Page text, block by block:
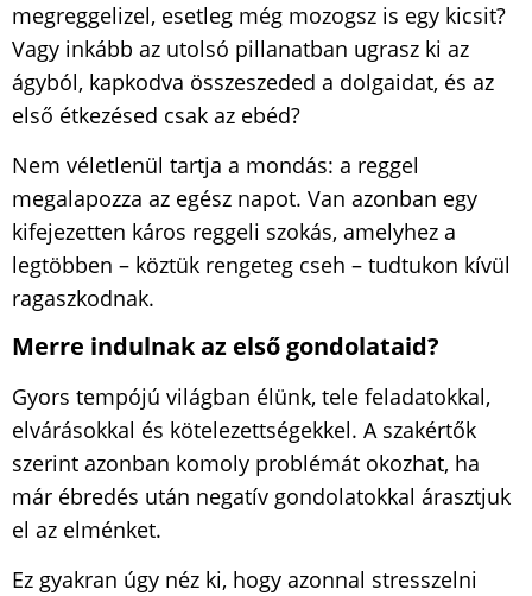
megreggelizel, esetleg még mozogsz is egy kicsit?
Vagy inkább az utolsó pillanatban ugrasz ki az
ágyból, kapkodva összeszeded a dolgaidat, és az
első étkezésed csak az ebéd?
Nem véletlenül tartja a mondás: a reggel
megalapozza az egész napot. Van azonban egy
kifejezetten káros reggeli szokás, amelyhez a
legtöbben – köztük rengeteg cseh – tudtukon kívül
ragaszkodnak.
Merre indulnak az első gondolataid?
Gyors tempójú világban élünk, tele feladatokkal,
elvárásokkal és kötelezettségekkel. A szakértők
szerint azonban komoly problémát okozhat, ha
már ébredés után negatív gondolatokkal árasztjuk
el az elménket.
Ez gyakran úgy néz ki, hogy azonnal stresszelni